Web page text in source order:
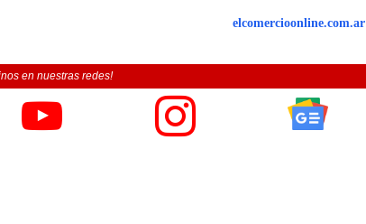
elcomercioonline.com.ar
en nuestras redes!